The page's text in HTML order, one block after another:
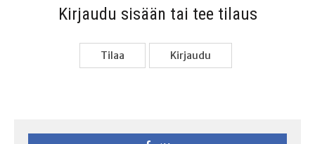
Kir­jau­du sisään tai tee tilaus
Tilaa Kir­jau­du